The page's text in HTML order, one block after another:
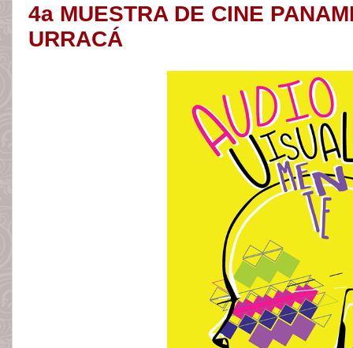
4a MUESTRA DE CINE
URRACÁ